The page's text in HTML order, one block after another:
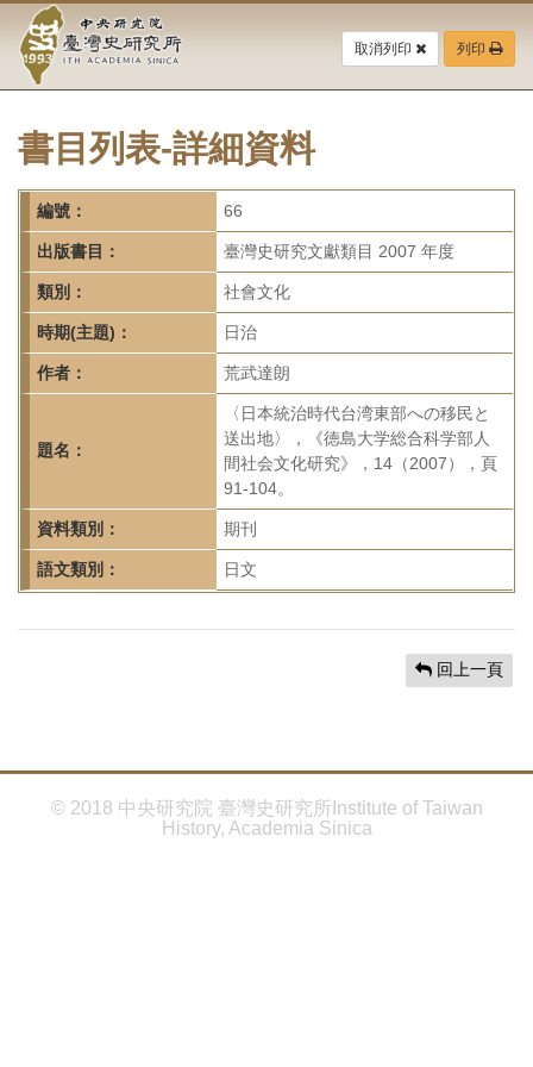
要
中
央
研
究
院-
臺
灣
史
研
究
首
頁
取消列印 列印
書目列表-詳細資料
編號： 66
出版書目： 臺灣史研究文獻類目 2007 年度
類別： 社會文化
時期(主題)： 日治
作者： 荒武達朗
題名：
〈日本統治時代台湾東部への移民と
送出地〉，《徳島大学総合科学部人
間社会文化研究》，14（2007），頁
91-104。
資料類別： 期刊
語文類別： 日文
回上一頁
© 2018 中央研究院 臺灣史研究所Institute of Taiwan
History, Academia Sinica